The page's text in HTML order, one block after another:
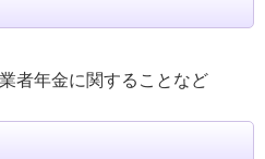
者年金に関することなど